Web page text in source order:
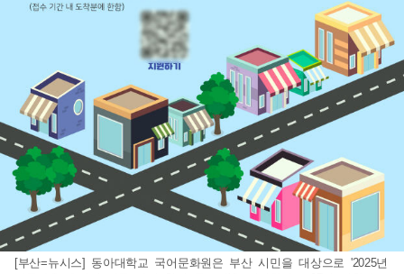
[부산=뉴시스] 동아대학교 국어문화원은 부산 시민을 대상으로 '2025년